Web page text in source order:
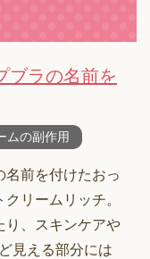
ブラの名前を
ムの副作用
名前を付けたおっ
リームリッチ。
り、スキンケアや
見える部分には